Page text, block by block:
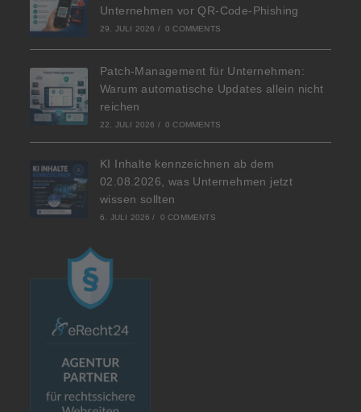
Unternehmen vor QR-Code-Phishing
29. JULI 2026 / 0 COMMENTS
Patch-Management für Unternehmen:
Warum automatische Updates allein nicht
reichen
22. JULI 2026 / 0 COMMENTS
KI Inhalte kennzeichnen ab dem
02.08.2026, was Unternehmen jetzt
wissen sollten
6. JULI 2026 / 0 COMMENTS